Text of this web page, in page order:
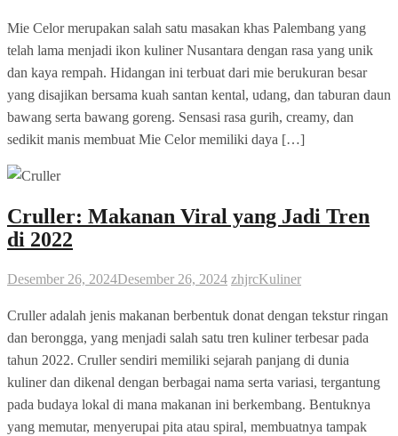
Mie Celor merupakan salah satu masakan khas Palembang yang
telah lama menjadi ikon kuliner Nusantara dengan rasa yang unik
dan kaya rempah. Hidangan ini terbuat dari mie berukuran besar
yang disajikan bersama kuah santan kental, udang, dan taburan daun
bawang serta bawang goreng. Sensasi rasa gurih, creamy, dan
sedikit manis membuat Mie Celor memiliki daya […]
Cruller: Makanan Viral yang Jadi Tren
di 2022
Desember 26, 2024Desember 26, 2024 zhjrcKuliner
Cruller adalah jenis makanan berbentuk donat dengan tekstur ringan
dan berongga, yang menjadi salah satu tren kuliner terbesar pada
tahun 2022. Cruller sendiri memiliki sejarah panjang di dunia
kuliner dan dikenal dengan berbagai nama serta variasi, tergantung
pada budaya lokal di mana makanan ini berkembang. Bentuknya
yang memutar, menyerupai pita atau spiral, membuatnya tampak